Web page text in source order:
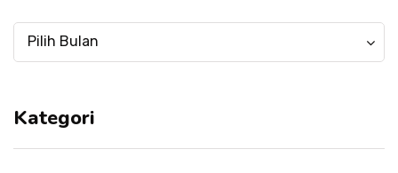
Menulis
mulai
2004
Pilih Bulan
Menulis
mulai
2004
Kategori